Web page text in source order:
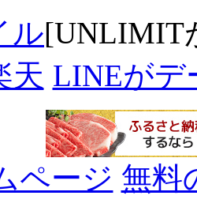
ル[UNLIMIT
天 LINEがデ
ページ 無料